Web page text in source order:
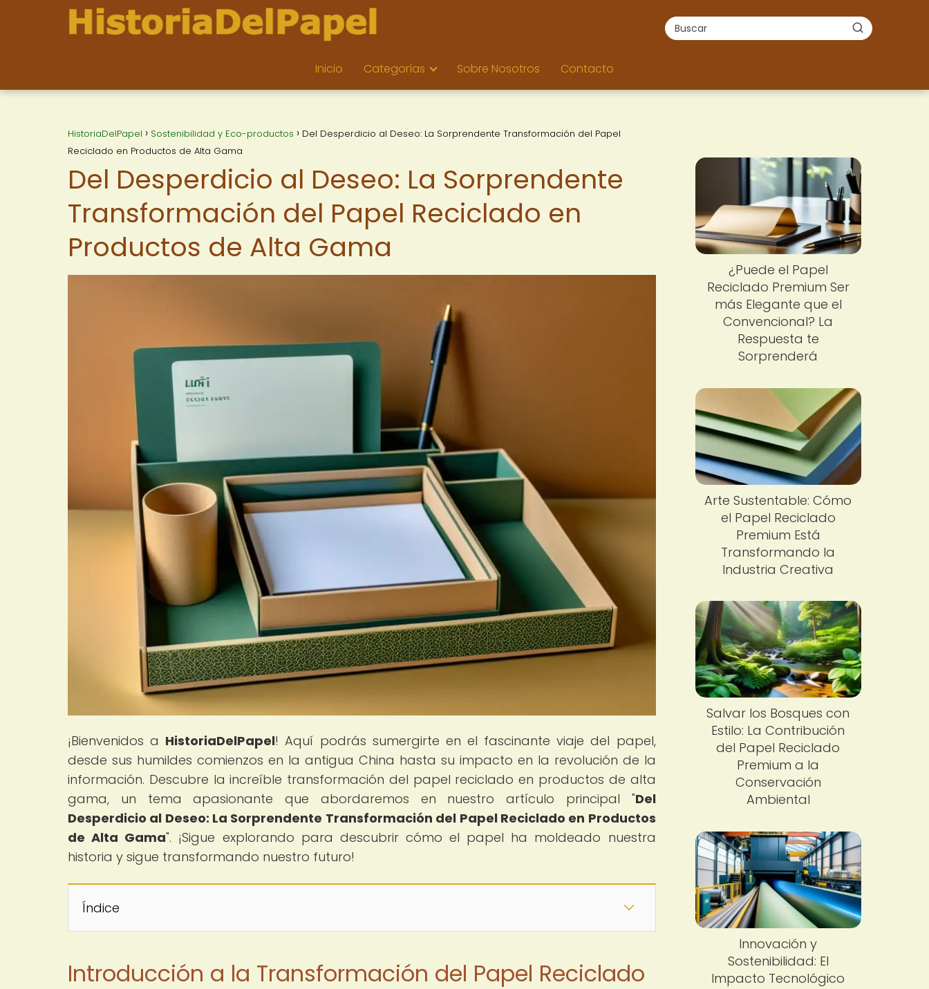
Inicio Categorías Sobre Nosotros Contacto
HistoriaDelPapel Sostenibilidad y Eco-productos
Del Desperdicio al Deseo: La Sorprendente Transformación del Papel
Reciclado en Productos de Alta Gama
Del Desperdicio al Deseo: La Sorprendente
Transformación del Papel Reciclado en
Productos de Alta Gama
¡Bienvenidos a HistoriaDelPapel! Aquí podrás sumergirte en el fascinante viaje del papel,
desde sus humildes comienzos en la antigua China hasta su impacto en la revolución de la
información. Descubre la increíble transformación del papel reciclado en productos de alta
gama, un tema apasionante que abordaremos en nuestro artículo principal "Del
Desperdicio al Deseo: La Sorprendente Transformación del Papel Reciclado en Productos
de Alta Gama". ¡Sigue explorando para descubrir cómo el papel ha moldeado nuestra
historia y sigue transformando nuestro futuro!
Índice
Introducción a la Transformación del Papel Reciclado
¿Puede el Papel
Reciclado Premium Ser
más Elegante que el
Convencional? La
Respuesta te
Sorprenderá
Arte Sustentable: Cómo
el Papel Reciclado
Premium Está
Transformando la
Industria Creativa
Salvar los Bosques con
Estilo: La Contribución
del Papel Reciclado
Premium a la
Conservación
Ambiental
Innovación y
Sostenibilidad: El
Impacto Tecnológico